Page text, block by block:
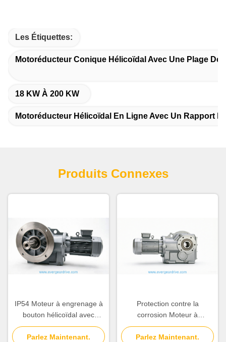
Les Étiquettes:
Motoréducteur Conique Hélicoïdal Avec Une Plage De
18 KW À 200 KW
Motoréducteur Hélicoïdal En Ligne Avec Un Rapport
Produits Connexes
IP54 Moteur à engrenage à
bouton hélicoïdal avec
matériau d'arbre 40Cr et
20CrMnTi Convient pour
Parlez Maintenant.
Protection contre la
corrosion Moteur à
engrenage à bourdon
hélicoïdal C3 avec matériau
Parlez Maintenant.